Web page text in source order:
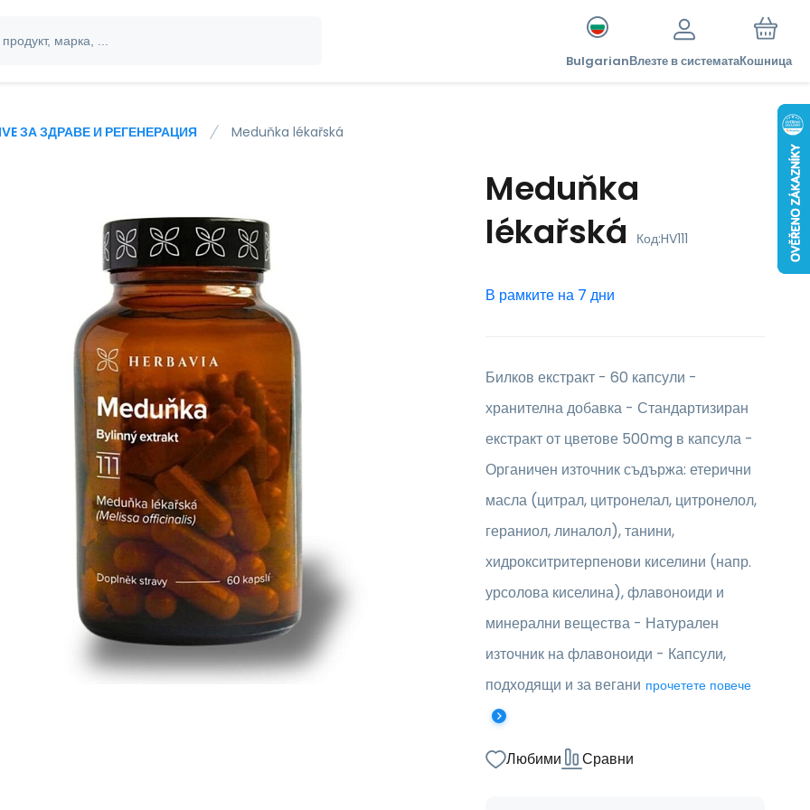
BulgarianВлезте в систематаКошница
ЗА ЗДРАВЕ И РЕГЕНЕРАЦИЯ Meduňka lékařská
Meduňka
lékařská
Код:HV111
В рамките на 7 дни
Билков екстракт - 60 капсули -
хранителна добавка - Стандартизиран
екстракт от цветове 500mg в капсула -
Органичен източник съдържа: етерични
масла (цитрал, цитронелал, цитронелол,
гераниол, линалол), танини,
хидрокситритерпенови киселини (напр.
урсолова киселина), флавоноиди и
минерални вещества - Натурален
източник на флавоноиди - Капсули,
подходящи и за вегани прочетете повече
Любими Сравни